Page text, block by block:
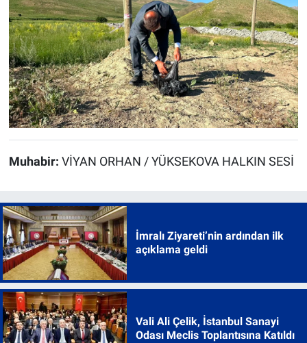
Muhabir: VİYAN ORHAN / YÜKSEKOVA HALKIN SESİ
İmralı Ziyareti’nin ardından ilk
açıklama geldi
Vali Ali Çelik, İstanbul Sanayi
Odası Meclis Toplantısına Katıldı